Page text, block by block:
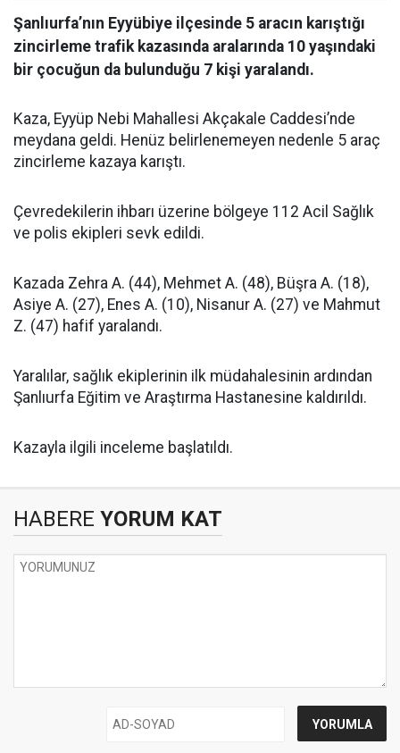
Şanlıurfa’nın Eyyübiye ilçesinde 5 aracın karıştığı
zincirleme trafik kazasında aralarında 10 yaşındaki
bir çocuğun da bulunduğu 7 kişi yaralandı.
Kaza, Eyyüp Nebi Mahallesi Akçakale Caddesi’nde
meydana geldi. Henüz belirlenemeyen nedenle 5 araç
zincirleme kazaya karıştı.
Çevredekilerin ihbarı üzerine bölgeye 112 Acil Sağlık
ve polis ekipleri sevk edildi.
Kazada Zehra A. (44), Mehmet A. (48), Büşra A. (18),
Asiye A. (27), Enes A. (10), Nisanur A. (27) ve Mahmut
Z. (47) hafif yaralandı.
Yaralılar, sağlık ekiplerinin ilk müdahalesinin ardından
Şanlıurfa Eğitim ve Araştırma Hastanesine kaldırıldı.
Kazayla ilgili inceleme başlatıldı.
HABERE YORUM KAT